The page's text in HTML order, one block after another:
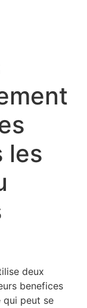
les
deux
benefices
qui peut se